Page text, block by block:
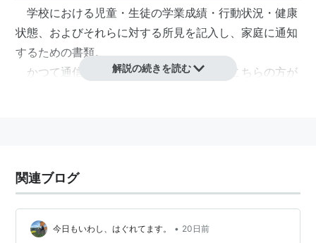
学校における児童・生徒の学業成績・行動状況・健康
状態、およびそれらに対する所見を記入し、家庭に通知
するための書類。
かつて通信簿
と呼ばれてたため、今でもこちらの方が
ゆみ」のような平仮名にし、学業成績至上主義のイメー
ジを払拭しようとの試みも見られるが、現在では教育界
の「ゆとり教育」の見直しにより下火になっている。
解説の続きを読む
関連ブログ
今日もいわし、はぐれてます。 • 20日前